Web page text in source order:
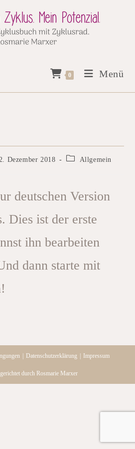
0 Menü
Dezember 2018
Beitrags-Allgemein
deutschen Version
Dies ist der erste
ihn bearbeiten
dann starte mit
Datenschutzerklärung Impressum
durch Rosmarie Marxer